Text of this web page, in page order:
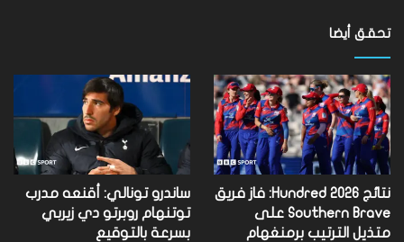
تحقق أيضا
نتائج Hundred 2026: فاز فريق
Southern Brave على
متذيل الترتيب برمنغهام
ساندرو تونالي: أقنعه مدرب
توتنهام روبرتو دي زيربي
بسرعة بالتوقيع